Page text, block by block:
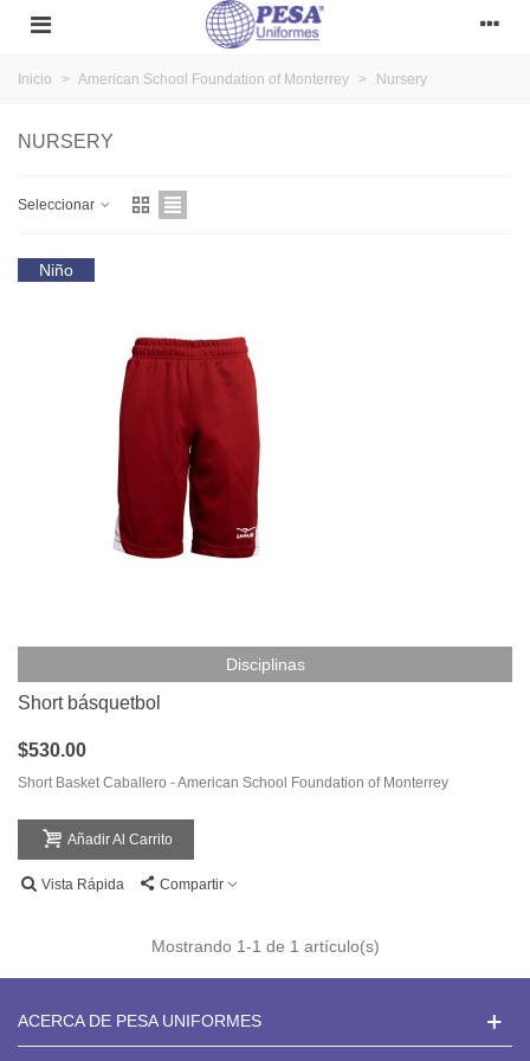
Inicio > American School Foundation of Monterrey > Nursery
NURSERY
Seleccionar
Niño
Disciplinas
Short básquetbol
$530.00
Short Basket Caballero - American School Foundation of Monterrey
Añadir Al Carrito
Vista Rápida Compartir
Mostrando 1-1 de 1 artículo(s)
ACERCA DE PESA UNIFORMES